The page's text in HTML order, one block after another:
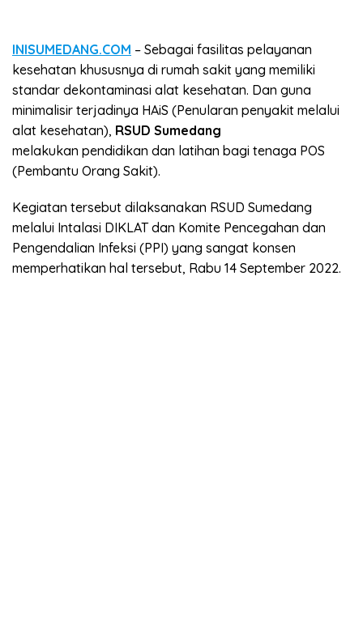
INISUMEDANG.COM – Sebagai fasilitas pelayanan
kesehatan khususnya di rumah sakit yang memiliki
standar dekontaminasi alat kesehatan. Dan guna
minimalisir terjadinya HAiS (Penularan penyakit melalui
alat kesehatan), RSUD Sumedang
melakukan pendidikan dan latihan bagi tenaga POS
(Pembantu Orang Sakit).
Kegiatan tersebut dilaksanakan RSUD Sumedang
melalui Intalasi DIKLAT dan Komite Pencegahan dan
Pengendalian Infeksi (PPI) yang sangat konsen
memperhatikan hal tersebut, Rabu 14 September 2022.